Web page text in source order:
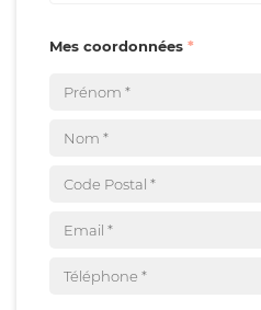
Mes coordonnées